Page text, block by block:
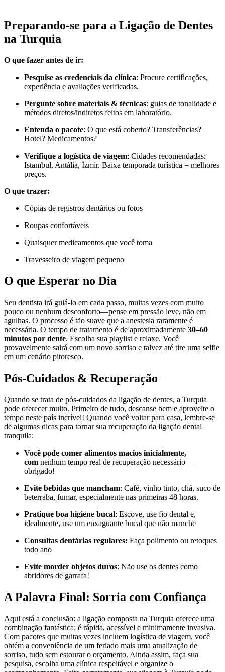
Preparando-se para a Ligação de Dentes
na Turquia
O que fazer antes de ir:
Pesquise as credenciais da clínica: Procure certificações,
experiência e avaliações verificadas.
Pergunte sobre materiais & técnicas: guias de tonalidade e
métodos diretos/indiretos feitos em laboratório.
Entenda o pacote: O que está coberto? Transferências?
Hotel? Medicamentos?
Verifique a logística de viagem: Cidades recomendadas:
Istambul, Antália, İzmir. Baixa temporada turística = melhores
preços.
O que trazer:
Cópias de registros dentários ou fotos
Roupas confortáveis
Quaisquer medicamentos que você toma
Travesseiro de viagem pequeno
O que Esperar no Dia
Seu dentista irá guiá-lo em cada passo, muitas vezes com muito
pouco ou nenhum desconforto—pense em pressão leve, não em
agulhas. O processo é tão suave que a anestesia raramente é
necessária. O tempo de tratamento é de aproximadamente 30–60
minutos por dente. Escolha sua playlist e relaxe. Você
provavelmente sairá com um novo sorriso e talvez até tire uma selfie
em um cenário pitoresco.
Pós-Cuidados & Recuperação
Quando se trata de pós-cuidados da ligação de dentes, a Turquia
pode oferecer muito. Primeiro de tudo, descanse bem e aproveite o
tempo neste país incrível! Quando você voltar para casa, lembre-se
de algumas dicas para tornar sua recuperação da ligação dental
tranquila:
Você pode comer alimentos macios inicialmente,
com nenhum tempo real de recuperação necessário—
obrigado!
Evite bebidas que mancham: Café, vinho tinto, chá, suco de
beterraba, fumar, especialmente nas primeiras 48 horas.
Pratique boa higiene bucal: Escove, use fio dental e,
idealmente, use um enxaguante bucal que não manche
Consultas dentárias regulares: Faça polimento ou retoques
todo ano
Evite morder objetos duros: Não use os dentes como
abridores de garrafa!
A Palavra Final: Sorria com Confiança
Aqui está a conclusão: a ligação composta na Turquia oferece uma
combinação fantástica; é rápida, acessível e minimamente invasiva.
Com pacotes que muitas vezes incluem logística de viagem, você
obtém a conveniência de um feriado mais uma atualização de
sorriso, tudo sem estourar o orçamento. Ainda assim, faça sua
pesquisa, escolha uma clínica respeitável e organize o